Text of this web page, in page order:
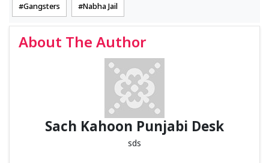
Gangsters Nabha Jail
About The Author
Sach Kahoon Punjabi Desk
sds